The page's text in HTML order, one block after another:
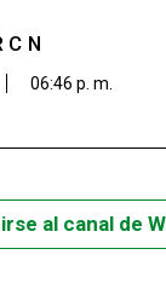
06:46 p. m.
al canal de